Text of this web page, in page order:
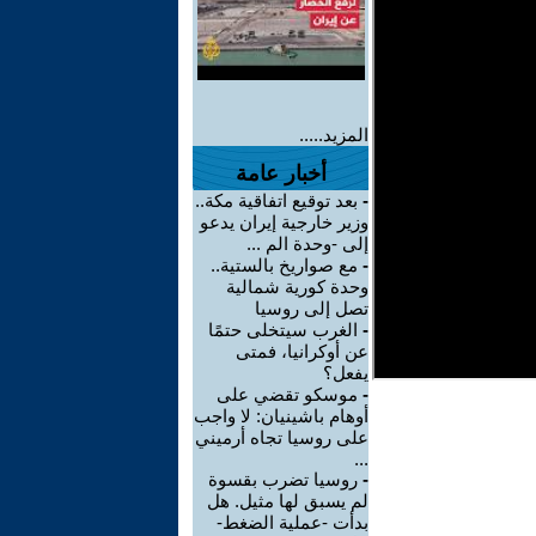
المزيد.....
أخبار عامة
- بعد توقيع اتفاقية مكة..
وزير خارجية إيران يدعو
إلى -وحدة الم ...
- مع صواريخ بالستية..
وحدة كورية شمالية
تصل إلى روسيا
- الغرب سيتخلى حتمًا
عن أوكرانيا، فمتى
يفعل؟
- موسكو تقضي على
أوهام باشينيان: لا واجب
على روسيا تجاه أرميني
...
- روسيا تضرب بقسوة
لم يسبق لها مثيل. هل
بدأت -عملية الضغط-